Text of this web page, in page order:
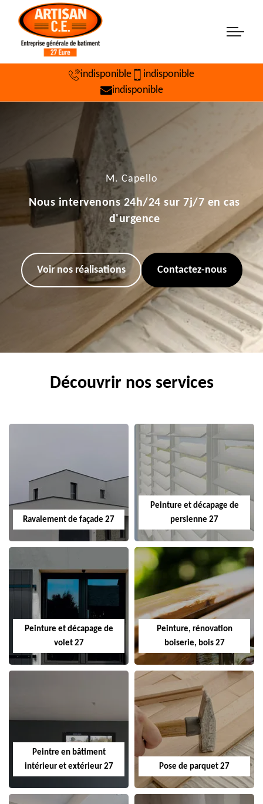
indisponible
indisponible
indisponible
M. Capello
Nous intervenons 24h/24 sur 7j/7 en cas
d'urgence
Voir nos réalisations Contactez-nous
Découvrir nos services
Ravalement de façade 27
Peinture et décapage de
persienne 27
Peinture et décapage de
volet 27
Peinture, rénovation
boiserie, bois 27
Peintre en bâtiment
intérieur et extérieur 27
Pose de parquet 27